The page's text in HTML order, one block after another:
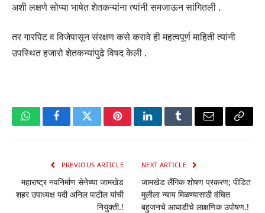
अशी लक्षणे सोप्या भाषेत शेतकऱ्यांना त्यांनी समजाऊन सांगितली .
तर गारपिट व विजेपासून संरक्षण कसे करावे ही महत्वपूर्ण माहिती त्यांनी
उपस्थित हजारो शेतकन्यांपुढे विषद केली .
WhatsAppFacebookTwitterPinterestLinkedInTumblrEmail Copy
PREVIOUS ARTICLE
महाराष्ट्र नवनिर्माण सेनेच्या जामखेड
शहर उपाध्यक्ष पदी अनिल पाटील यांची
नियुक्ती.!
NEXT ARTICLE
जामखेड लैंगिक शोषण प्रकरण; पीडित
मुलीला न्याय मिळण्यासाठी वंचित
बहुजनचे आघाडीचे लाक्षणिक उपोषण.!